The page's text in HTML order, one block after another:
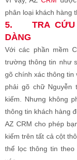
phân loại khách hàng
5. TRA
DÀNG
Với các phần mềm
trường thông tin như
gõ chính xác thông tin
phải gõ chữ
kiếm. Nhưng không
thông tin khách hàng
AZ CRM cho phép
kiếm trên tất cả cột
thể lọc thông tin